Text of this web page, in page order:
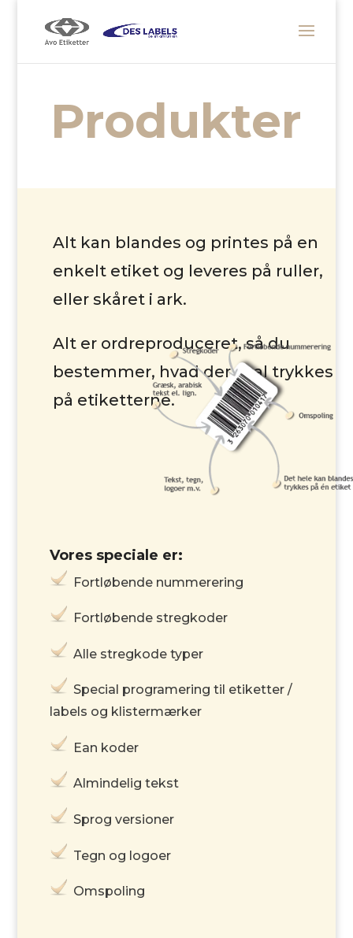
Produkter
Alt kan blandes og printes på en
enkelt etiket og leveres på ruller,
eller skåret i ark.
Alt er ordreproduceret, så du
bestemmer, hvad der skal trykkes
på etiketterne.
Vores speciale er:
Fortløbende nummerering
Fortløbende stregkoder
Alle stregkode typer
Special programering til etiketter /
labels og klistermærker
Ean koder
Almindelig tekst
Sprog versioner
Tegn og logoer
Omspoling